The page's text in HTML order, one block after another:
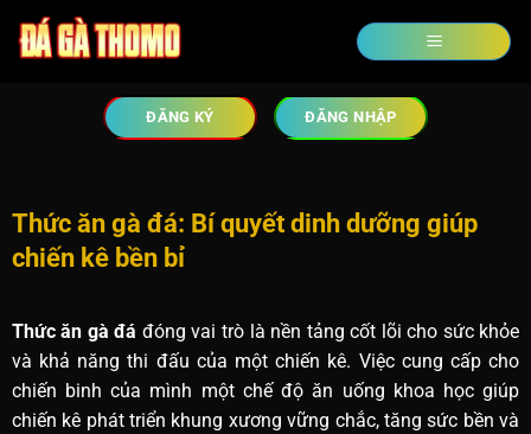
ĐĂNG KÝ ĐĂNG NHẬP
Thức ăn gà đá: Bí quyết dinh dưỡng giúp
chiến kê bền bỉ
Thức ăn gà đá đóng vai trò là nền tảng cốt lõi cho sức khỏe
và khả năng thi đấu của một chiến kê. Việc cung cấp cho
chiến binh của mình một chế độ ăn uống khoa học giúp
chiến kê phát triển khung xương vững chắc, tăng sức bền và